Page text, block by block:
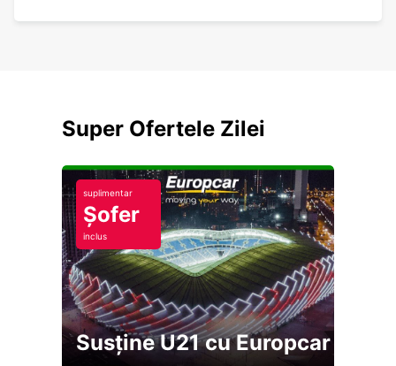
Super Ofertele Zilei
suplimentar
Șofer
inclus
Susține U21 cu Europcar